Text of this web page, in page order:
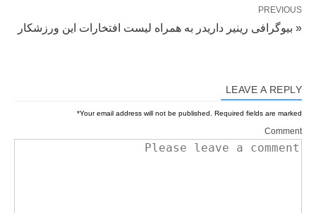
PREVIOUS
« بیوگرافی رینیر داریدر به همراه لیست افتخارات این ورزشکار
LEAVE A REPLY
Your email address will not be published. Required fields are marked
*
Comment